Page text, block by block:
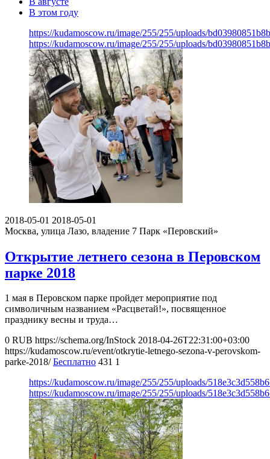
В этом году
https://kudamoscow.ru/image/255/255/uploads/
https://kudamoscow.ru/image/255/255/uploads/
2018-05-01 2018-05-01
Москва, улица Лазо, владение 7 Парк «Перовский»
Открытие летнего сезона в Перовском
парке 2018
1 мая в Перовском парке пройдет мероприятие под
символичным названием «Расцветай!», посвященное
празднику весны и труда…
0 RUB https://schema.org/InStock 2018-04-26T22:31:00+03:00
https://kudamoscow.ru/event/otkrytie-letnego-sezona-v-perovskom-
parke-2018/ Бесплатно 431 1
https://kudamoscow.ru/image/255/255/uploads/
https://kudamoscow.ru/image/255/255/uploads/